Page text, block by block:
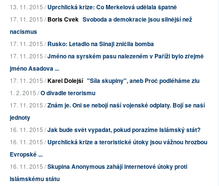
13. 11. 2015 /Uprchlická krize: Co Merkelová udělala špatně
17. 11. 2015 /Boris Cvek Svoboda a demokracie jsou silnější než
nacismus
17. 11. 2015 /Rusko: Letadlo na Sinaji zničila bomba
17. 11. 2015 /Jméno na syrském pasu nalezeném v Paříži bylo zřejmě
jméno Asadova ...
17. 11. 2015 /Karel Dolejší "Síla skupiny", aneb Proč podléháme zlu
1. 2. 2015 /O divadle terorismu
17. 11. 2015 /Znám je. Oni se nebojí naší vojenské odplaty. Bojí se naší
jednoty
16. 11. 2015 /Jak bude svět vypadat, pokud porazíme Islámský stát?
16. 11. 2015 /Uprchlická krize a teroristické útoky jsou vážnou hrozbou
Evropské ...
16. 11. 2015 /Skupina Anonymous zahájí internetové útoky proti
Islámskému státu